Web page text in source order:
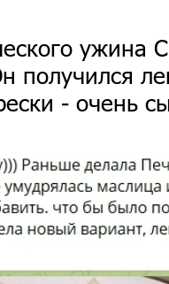
ужина
получился
- очень